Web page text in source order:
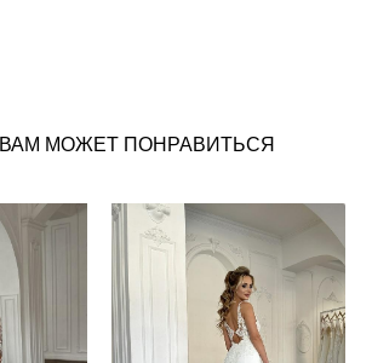
МОЖЕТ ПОНРАВИТЬСЯ